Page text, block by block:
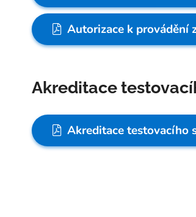
Autorizace k provádění
Akreditace
Akreditace testovacího